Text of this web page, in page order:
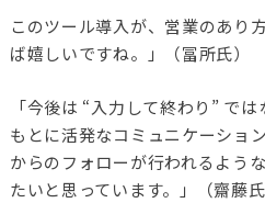
このツール導入が、営業のあり
ば嬉しいですね。」（冨所氏）
「今後は “入力して終わり” で
もとに活発なコミュニケーショ
からのフォローが行われるよう
たいと思っています。」（齋藤氏